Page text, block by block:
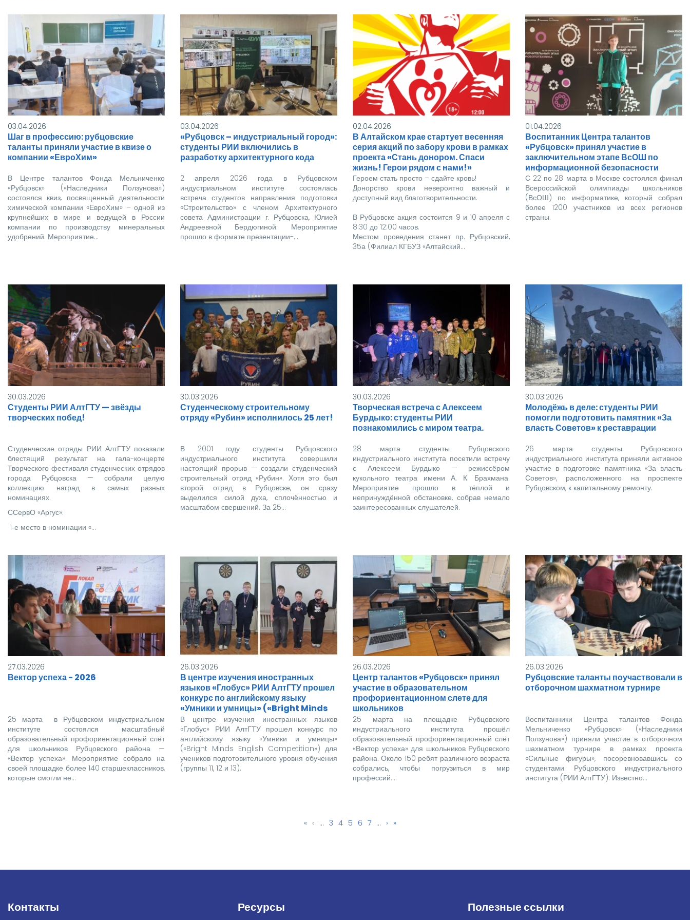
Это
вклад
каким
мы
03.04.2026
Шаг в профессию: рубцовские
таланты приняли участие в квизе о
компании «ЕвроХим»
В Центре талантов Фонда Мельниченко
«Рубцовск» («Наследники Ползунова»)
состоялся квиз, посвященный деятельности
химической компании «ЕвроХим» – одной из
крупнейших в мире и ведущей в России
компании по производству минеральных
удобрений. Мероприятие…
03.04.2026
«Рубцовск – индустриальный город»:
студенты РИИ включились в
разработку архитектурного кода
2 апреля 2026 года в Рубцовском
индустриальном институте состоялась
встреча студентов направления подготовки
«Строительство» с членом Архитектурного
совета Администрации г. Рубцовска, Юлией
Андреевной Бердюгиной. Мероприятие
прошло в формате презентации-…
02.04.2026
В Алтайском крае стартует весенняя
серия акций по забору крови в рамках
проекта «Стань донором. Спаси
жизнь! Герои рядом с нами!»
Героем стать просто – сдайте кровь!
Донорство крови невероятно важный и
доступный вид благотворительности.
В Рубцовске акция состоится 9 и 10 апреля с
8:30 до 12:00 часов.
Местом проведения станет пр. Рубцовский,
35а (Филиал КГБУЗ «Алтайский…
01.04.2026
Воспитанник Центра талантов
«Рубцовск» принял участие в
заключительном этапе ВсОШ по
информационной безопасности
С 22 по 28 марта в Москве состоялся финал
Всероссийской олимпиады школьников
(ВсОШ) по информатике, который собрал
более 1200 участников из всех регионов
страны.
30.03.2026
Студенты РИИ АлтГТУ — звёзды
творческих побед!
Студенческие отряды РИИ АлтГТУ показали
блестящий результат на гала-концерте
Творческого фестиваля студенческих отрядов
города Рубцовска — собрали целую
коллекцию наград в самых разных
номинациях.
ССервО «Аргус»:
1‑е место в номинации «…
30.03.2026
Студенческому строительному
отряду «Рубин» исполнилось 25 лет!
В 2001 году студенты Рубцовского
индустриального института совершили
настоящий прорыв — создали студенческий
строительный отряд «Рубин». Хотя это был
второй отряд в Рубцовске, он сразу
выделился силой духа, сплочённостью и
масштабом свершений. За 25…
30.03.2026
Творческая встреча с Алексеем
Бурдыко: студенты РИИ
познакомились с миром театра.
28 марта студенты Рубцовского
индустриального института посетили встречу
с Алексеем Бурдыко — режиссёром
кукольного театра имени А. К. Брахмана.
Мероприятие прошло в тёплой и
непринуждённой обстановке, собрав немало
заинтересованных слушателей.
30.03.2026
Молодёжь в деле: студенты РИИ
помогли подготовить памятник «За
власть Советов» к реставрации
26 марта студенты Рубцовского
индустриального института приняли активное
участие в подготовке памятника «За власть
Советов», расположенного на проспекте
Рубцовском, к капитальному ремонту.
27.03.2026
Вектор успеха - 2026
25 марта в Рубцовском индустриальном
институте состоялся масштабный
образовательный профориентационный слёт
для школьников Рубцовского района —
«Вектор успеха». Мероприятие собрало на
своей площадке более 140 старшеклассников,
которые смогли не…
26.03.2026
В центре изучения иностранных
языков «Глобус» РИИ АлтГТУ прошел
конкурс по английскому языку
«Умники и умницы» («Bright Minds
English…
В центре изучения иностранных языков
«Глобус» РИИ АлтГТУ прошел конкурс по
английскому языку «Умники и умницы»
(«Bright Minds English Competition») для
учеников подготовительного уровня обучения
(группы 11, 12 и 13).
26.03.2026
Центр талантов «Рубцовск» принял
участие в образовательном
профориентационном слете для
школьников
25 марта на площадке Рубцовского
индустриального института прошёл
образовательный профориентационный слёт
«Вектор успеха» для школьников Рубцовского
района. Около 150 ребят различного возраста
собрались, чтобы погрузиться в мир
профессий.…
26.03.2026
Рубцовские таланты поучаствовали в
отборочном шахматном турнире
Воспитанники Центра талантов Фонда
Мельниченко «Рубцовск» («Наследники
Ползунова») приняли участие в отборочном
шахматном турнире в рамках проекта
«Сильные фигуры», посоревновавшись со
студентами Рубцовского индустриального
института (РИИ АлтГТУ). Известно…
Первая
« ←
‹ … Page
3 Page
4 Текущая
5 Page
6 Page
7 … Следующая
› Последняя
»
Контакты Ресурсы Полезные ссылки